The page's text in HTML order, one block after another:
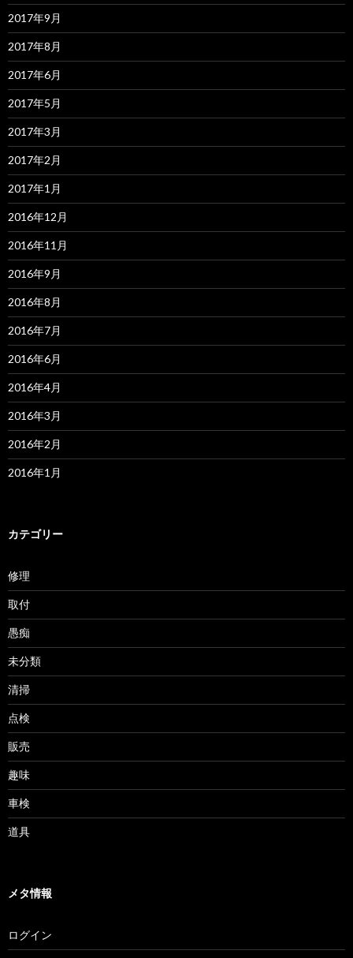
2017年9月
2017年8月
2017年6月
2017年5月
2017年3月
2017年2月
2017年1月
2016年12月
2016年11月
2016年9月
2016年8月
2016年7月
2016年6月
2016年4月
2016年3月
2016年2月
2016年1月
カテゴリー
修理
取付
愚痴
未分類
清掃
点検
販売
趣味
車検
道具
メタ情報
ログイン